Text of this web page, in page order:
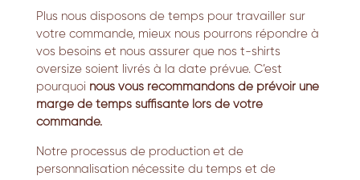
Plus nous disposons de temps pour travailler sur
votre commande,mieux nous pourrons répondre à
vos besoins et nous assurer que nos t-shirts
oversize soient livrés à la date prévue.C’est
pourquoi nous vous recommandons de prévoir une
marge de temps suffisante lors de votre
commande.
Notre processus de production et de
personnalisation nécessite du temps et de